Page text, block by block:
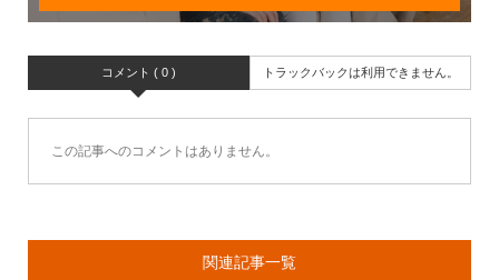
コメント ( 0 ) トラックバックは利用できません。
この記事へのコメントはありません。
関連記事一覧